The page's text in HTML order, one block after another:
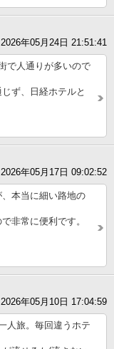
2026年05月24日 21:51:41
で人通りが多いので
ず、日経ホテルと
2026年05月17日 09:02:52
本当に細い路地の
非常に便利です。
2026年05月10日 17:04:59
人旅。毎回違うホテ